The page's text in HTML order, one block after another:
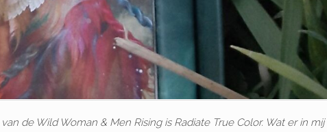
de Wild Woman & Men Rising is Radiate True Color. Wat er in mij